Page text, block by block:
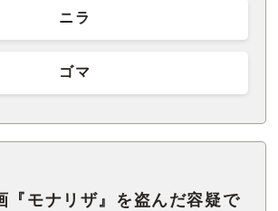
ニラ
ゴマ
『モナリザ』を盗んだ容疑で